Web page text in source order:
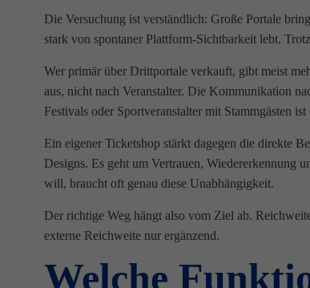
Die Versuchung ist verständlich: Große Portale
stark von spontaner Plattform-Sichtbarkeit lebt.
Wer primär über Drittportale verkauft, gibt meist
aus, nicht nach Veranstalter. Die Kommunikation
Festivals oder Sportveranstalter mit Stammgästen
Ein eigener Ticketshop stärkt dagegen die direkte
Designs. Es geht um Vertrauen, Wiedererkennung
will, braucht oft genau diese Unabhängigkeit.
Der richtige Weg hängt also vom Ziel ab.
externe Reichweite nur ergänzend.
Welche